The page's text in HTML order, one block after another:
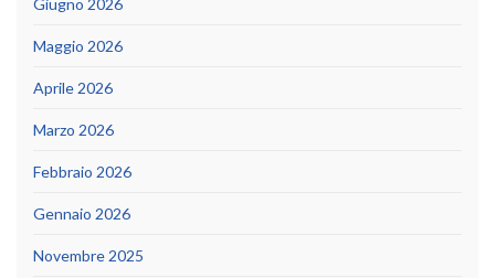
Giugno 2026
Maggio 2026
Aprile 2026
Marzo 2026
Febbraio 2026
Gennaio 2026
Novembre 2025